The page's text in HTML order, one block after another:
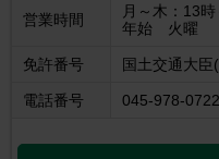
営業時間
月～木：13
年始 火曜
免許番号 国土交通大
電話番号 045-978-0722